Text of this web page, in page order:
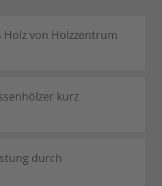
von Holzzentrum
kurz
durch